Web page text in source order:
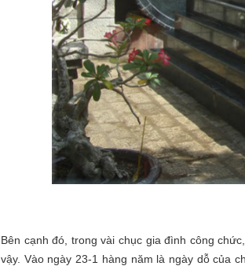
Bên cạnh đó, trong vài chục gia đình công
vậy. Vào ngày 23-1 hàng năm là ngày dỗ của